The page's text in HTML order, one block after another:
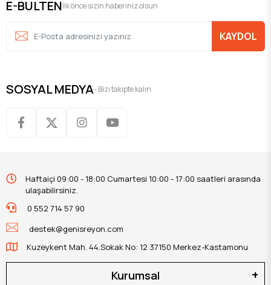
E-BULTENİlk önce sizin haberiniz olsun
KAYDOL
SOSYAL MEDYA- Bizi takipte kalın
Haftaiçi 09:00 - 18:00 Cumartesi 10:00 - 17:00 saatleri arasında
ulaşabilirsiniz.
0 552 714 57 90
destek@genisreyon.com
Kuzeykent Mah. 44.Sokak No: 12 37150 Merkez-Kastamonu
Kurumsal